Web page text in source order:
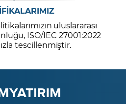
uluslararası
ISO/IEC 27001:2022
tescillenmiştir.